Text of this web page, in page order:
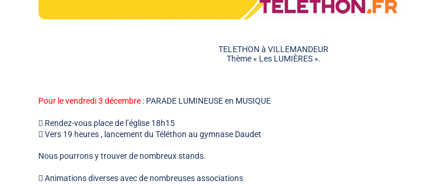
TELETHON à VILLEMANDEUR
Thème « Les LUMIÈRES ».
Pour le vendredi 3 décembre : PARADE LUMINEUSE en MUSIQUE
 Rendez-vous place de l’église 18h15
 Vers 19 heures , lancement du Téléthon au gymnase Daudet
Nous pourrons y trouver de nombreux stands.
 Animations diverses avec de nombreuses associations